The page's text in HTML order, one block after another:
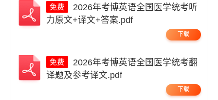
力原文+译文+答案.pdf
下载
译题及参考译文.pdf
下载